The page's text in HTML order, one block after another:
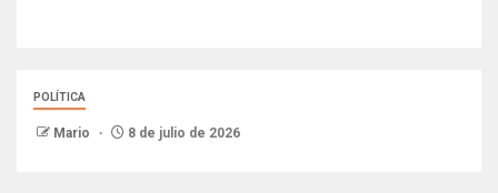
POLÍTICA
Mario 8 de julio de 2026